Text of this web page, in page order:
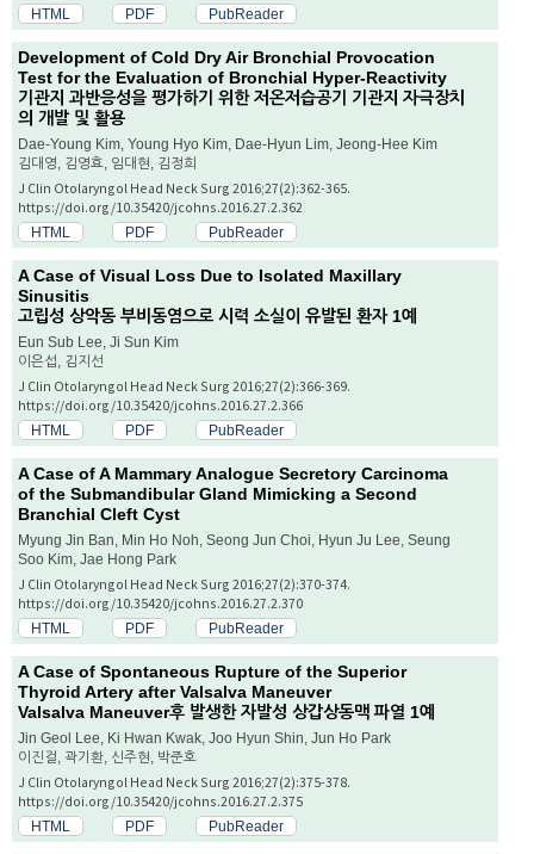
HTML PDF PubReader
Development of Cold Dry Air Bronchial Provocation
Test for the Evaluation of Bronchial Hyper-Reactivity
기관지 과반응성을 평가하기 위한 저온저습공기 기관지 자극장치
의 개발 및 활용
Dae-Young Kim, Young Hyo Kim, Dae-Hyun Lim, Jeong-Hee Kim
김대영, 김영효, 임대현, 김정희
J Clin Otolaryngol Head Neck Surg 2016;27(2):362-365.
https://doi.org/10.35420/jcohns.2016.27.2.362
HTML PDF PubReader
A Case of Visual Loss Due to Isolated Maxillary
Sinusitis
고립성 상악동 부비동염으로 시력 소실이 유발된 환자 1예
Eun Sub Lee, Ji Sun Kim
이은섭, 김지선
J Clin Otolaryngol Head Neck Surg 2016;27(2):366-369.
https://doi.org/10.35420/jcohns.2016.27.2.366
HTML PDF PubReader
A Case of A Mammary Analogue Secretory Carcinoma
of the Submandibular Gland Mimicking a Second
Branchial Cleft Cyst
Myung Jin Ban, Min Ho Noh, Seong Jun Choi, Hyun Ju Lee, Seung
Soo Kim, Jae Hong Park
J Clin Otolaryngol Head Neck Surg 2016;27(2):370-374.
https://doi.org/10.35420/jcohns.2016.27.2.370
HTML PDF PubReader
A Case of Spontaneous Rupture of the Superior
Thyroid Artery after Valsalva Maneuver
Valsalva Maneuver후 발생한 자발성 상갑상동맥 파열 1예
Jin Geol Lee, Ki Hwan Kwak, Joo Hyun Shin, Jun Ho Park
이진걸, 곽기환, 신주현, 박준호
J Clin Otolaryngol Head Neck Surg 2016;27(2):375-378.
https://doi.org/10.35420/jcohns.2016.27.2.375
HTML PDF PubReader